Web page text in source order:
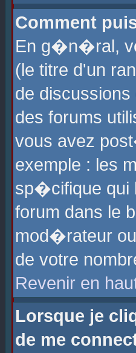
Comment
En g�n�ral,
(le titre d'un
de
des forums
vous avez
exemple : les
sp�cifique qui
forum dans le
mod�rateur
de votre
Revenir en
Lorsque je
de me